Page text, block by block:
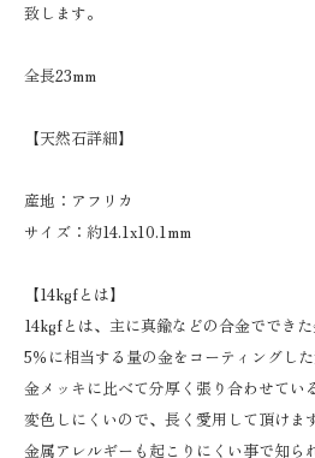
致します。
全長23mm
【天然石詳細】
産地：アフリカ
サイズ：約14.1x10.1mm
【14kgfとは】
14kgfとは、主に真鍮などの合金ででき
5％に相当する量の金をコーティングした
金メッキに比べて分厚く張り合わせてい
変色しにくいので、長く愛用して頂けま
金属アレルギーも起こりにくい事で知ら